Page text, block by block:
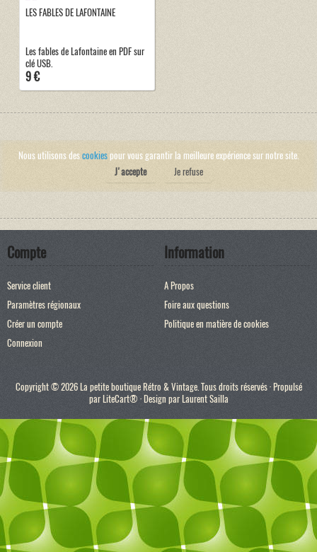
LES FABLES DE LAFONTAINE
Les fables de Lafontaine en PDF sur
clé USB.
9 €
Nous utilisons descookiespour vous garantir la meilleure expérience sur notre site.
J'accepte
Je refuse
Compte
Service client
Paramètres régionaux
Créer un compte
Connexion
Information
A Propos
Foire aux questions
Politique en matière de cookies
Copyright © 2026 La petite boutique Rétro & Vintage. Tous droits réservés · Propulsé
parLiteCart® · Design parLaurent Sailla